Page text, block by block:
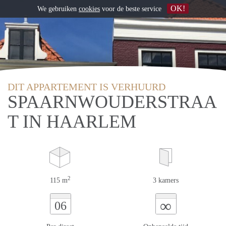
DIT APPARTEMENT IS VERHUURD
SPAARNWOUDERSTRAA
T IN HAARLEM
115 m2 3 kamers
06 ∞
We gebruiken cookies voor de beste service OK!